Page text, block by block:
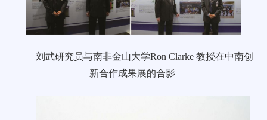
刘武研究员与南非金山大学Ron Clarke 教授在中南创
新合作成果展的合影